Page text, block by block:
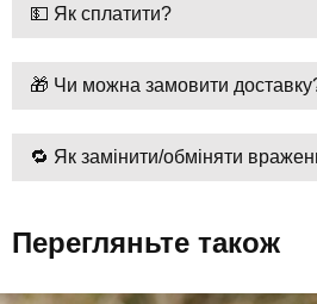
💵 Як сплатити?
🎁 Чи можна замовити
🔁 Як замінити/обміняти
Перегляньте також